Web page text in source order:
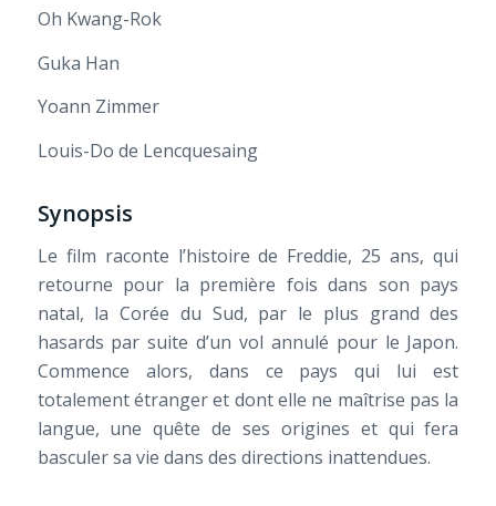
Oh Kwang-Rok
Guka Han
Yoann Zimmer
Louis-Do de Lencquesaing
Synopsis
Le film raconte l’histoire de Freddie, 25 ans, qui
retourne pour la première fois dans son pays
natal, la Corée du Sud, par le plus grand des
hasards par suite d’un vol annulé pour le Japon.
Commence alors, dans ce pays qui lui est
totalement étranger et dont elle ne maîtrise pas la
langue, une quête de ses origines et qui fera
basculer sa vie dans des directions inattendues.